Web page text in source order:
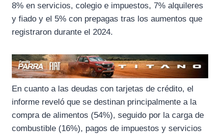
8% en servicios, colegio e impuestos, 7% alquileres
y fiado y el 5% con prepagas tras los aumentos que
registraron durante el 2024.
En cuanto a las deudas con tarjetas de crédito, el
informe reveló que se destinan principalmente a la
compra de alimentos (54%), seguido por la carga de
combustible (16%), pagos de impuestos y servicios